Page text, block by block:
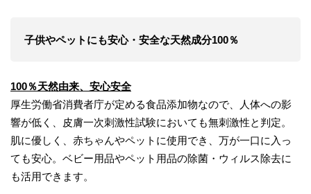
子供やペットにも安心・安全な天然成分100％
100％天然由来、安心安全
厚生労働省消費者庁が定める食品添加物なので、人体への影
響が低く、皮膚一次刺激性試験においても無刺激性と判定。
肌に優しく、赤ちゃんやペットに使用でき、万が一口に入っ
ても安心。ベビー用品やペット用品の除菌・ウィルス除去に
も活用できます。